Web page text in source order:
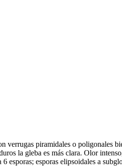
piramidales o poligonales
la gleba es más clara. Olor
esporas elipsoidales a